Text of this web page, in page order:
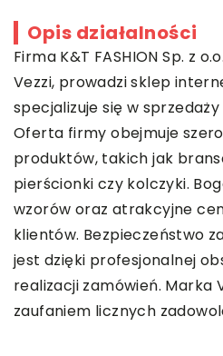
Opis działalności
Firma K&T FASHION Sp. z
Vezzi, prowadzi sklep
specjalizuje się w
Oferta firmy obejmuje
produktów, takich jak
pierścionki czy kolczyki.
wzorów oraz atrakcyjne
klientów. Bezpieczeństwo
jest dzięki profesjonalnej
realizacji zamówień. Marka
zaufaniem licznych